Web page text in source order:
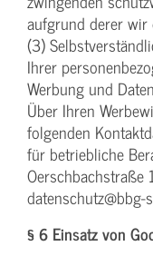
aufgrund derer
(3)
Ihrer
Werbung und
Über Ihren
folgenden
für betriebliche
Oerschbachstraße
datenschutz@bbg-
§ 6 Einsatz von